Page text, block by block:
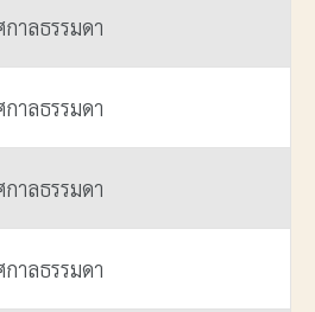
าลธรรมดา
าลธรรมดา
าลธรรมดา
าลธรรมดา